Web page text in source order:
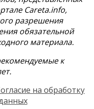
Careta.info,
разрешения
обязательной
материала.
к
на обработку